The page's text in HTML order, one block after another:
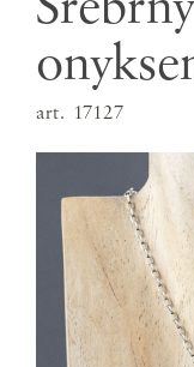
art. 17127